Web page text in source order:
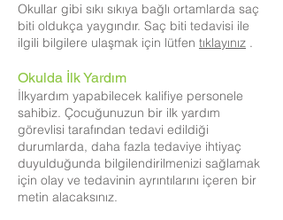
Okullar gibi sıkı sıkıya bağlı ortamlarda saç
biti oldukça yaygındır. Saç biti tedavisi ile
ilgili bilgilere ulaşmak için lütfen tıklayınız .
Okulda İlk Yardım
İlkyardım yapabilecek kalifiye personele
sahibiz. Çocuğunuzun bir ilk yardım
görevlisi tarafından tedavi edildiği
durumlarda, daha fazla tedaviye ihtiyaç
duyulduğunda bilgilendirilmenizi sağlamak
için olay ve tedavinin ayrıntılarını içeren bir
metin alacaksınız.